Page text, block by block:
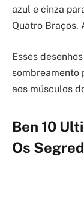
azul e cinza
Quatro Braços.
Esses
sombreamento
aos músculos
Ben 10
Os